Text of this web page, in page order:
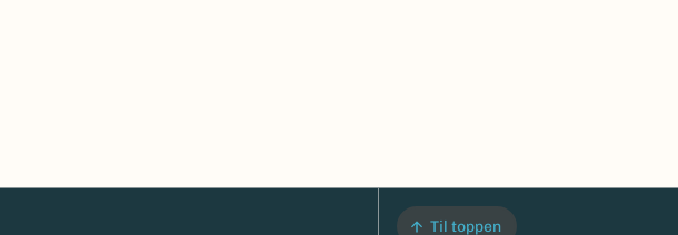
Til toppen